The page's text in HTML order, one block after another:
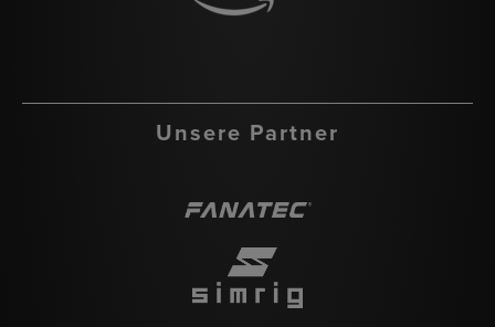
Unsere Partner